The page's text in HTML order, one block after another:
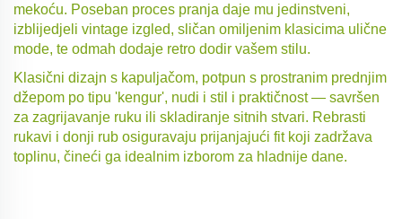
mekoću. Poseban proces pranja daje mu jedinstveni,
izblijedjeli vintage izgled, sličan omiljenim klasicima ulične
mode, te odmah dodaje retro dodir vašem stilu.
Klasični dizajn s kapuljačom, potpun s prostranim prednjim
džepom po tipu 'kengur', nudi i stil i praktičnost — savršen
za zagrijavanje ruku ili skladiranje sitnih stvari. Rebrasti
rukavi i donji rub osiguravaju prijanjajući fit koji zadržava
toplinu, čineći ga idealnim izborom za hladnije dane.